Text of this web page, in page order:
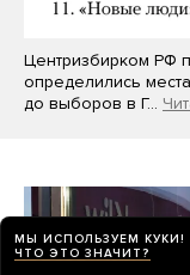
Центризбирком РФ
определились
до выборов в Г…
МЫ ИСПОЛЬЗУЕМ КУКИ!
ЧТО ЭТО ЗНАЧИТ?